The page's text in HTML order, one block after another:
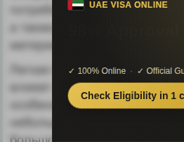
потребности населения в
а также другие отрасли
материалами (тканями,
Легкая промышленность
влияет на уровень жизни
особенности этой отрасли:
небольшие размеры